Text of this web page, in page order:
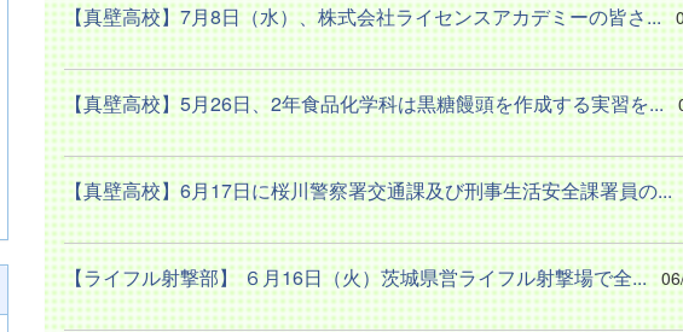
【真壁高校】7月8日（水）、株式会社ライセンスアカデミーの皆さ...
【真壁高校】5月26日、2年食品化学科は黒糖饅頭を作成する実習を...
【真壁高校】6月17日に桜川警察署交通課及び刑事生活安全課署員の...
【ライフル射撃部】 ６月16日（火）茨城県営ライフル射撃場で全...